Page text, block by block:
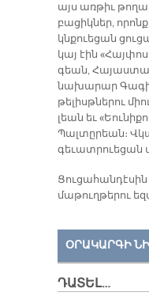
այս առ­թիւ
բա­ցիկ­ներ,
կնքուե­ցան
կայ էին
գեան,
նա­խա­րար
թե­լիսթ­նե­րու
լեան եւ
Պալ­տը­րեան։
գե­ւատ­րուե­ցան
մա­թուղ­թե­րու
ՕՐԱԿԱՐԳԻ
ԴԱՏԵԼ…